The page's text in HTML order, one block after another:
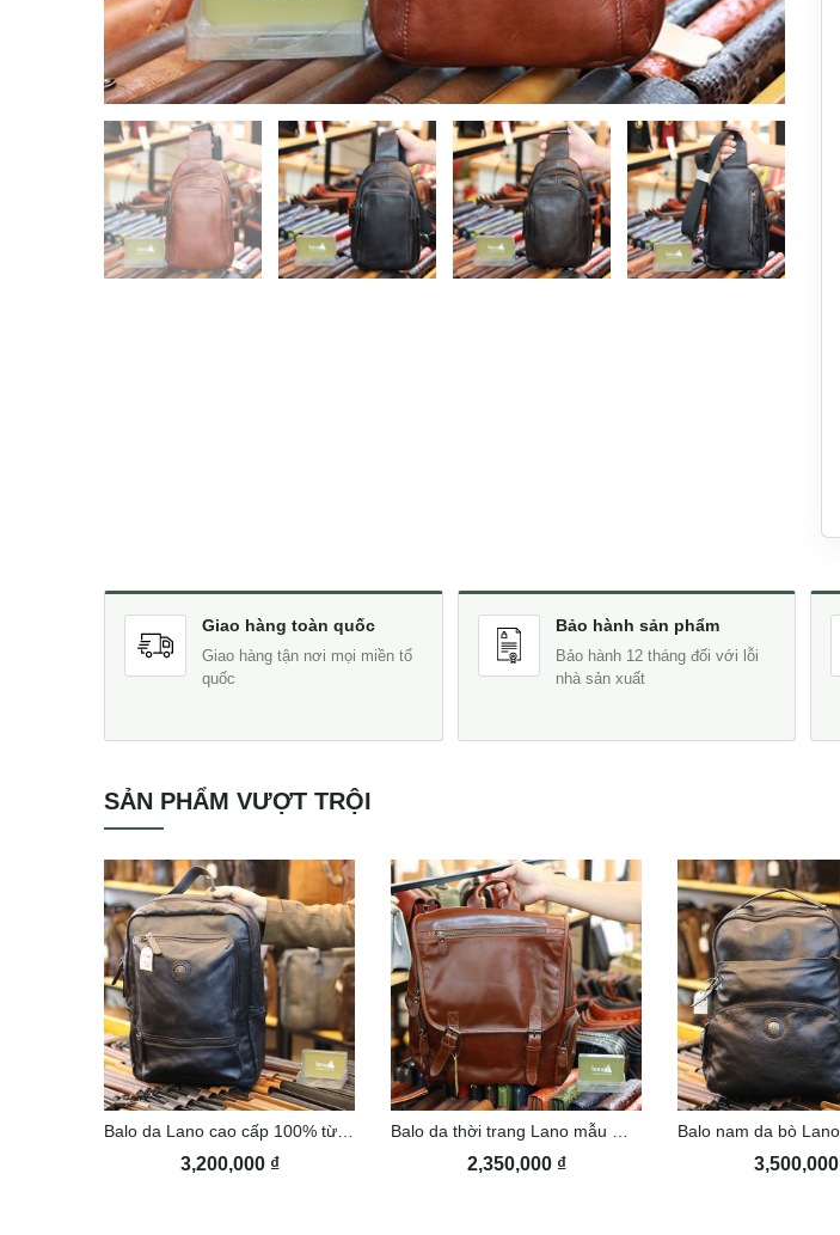
Giao hàng toàn quốc
Giao hàng tận nơi mọi miền tổ
quốc
Bảo hành sản phẩm
Bảo hành 12 tháng đối với lỗi
nhà sản xuất
SẢN PHẨM VƯỢT TRỘI
3,200,000 ₫ 2,350,000 ₫ 3,500,000